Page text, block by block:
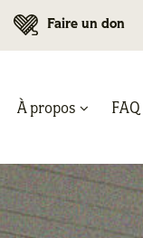
Faire un don
À propos FAQ